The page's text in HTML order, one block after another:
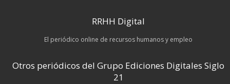
RRHH Digital
El periódico online de recursos humanos y empleo
Otros periódicos del Grupo Ediciones Digitales Siglo
21